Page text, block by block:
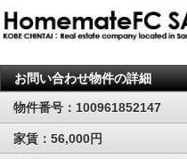
お問い合わせ物件の詳細
物件番号：100961852147
家賃：56,000円